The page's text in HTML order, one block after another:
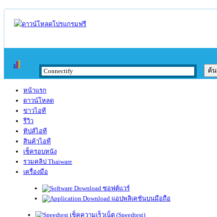
หน้าแรก
ดาวน์โหลด
ข่าวไอที
รีวิว
ทิปส์ไอที
สินค้าไอที
เช็ครอบหนัง
รวมคลิป Thaiware
เครื่องมือ
ซอฟต์แวร์
แอปพลิเคชันบนมือถือ
เช็คความเร็วเน็ต (Speedtest)